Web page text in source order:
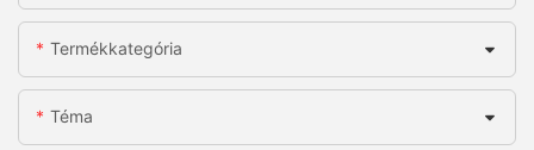
Termékkategória
Téma